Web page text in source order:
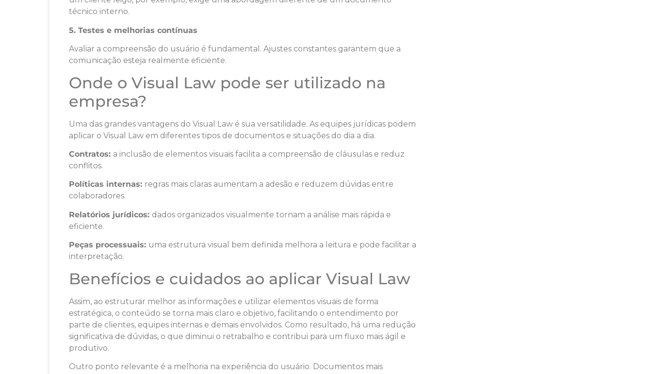
técnico interno.
5. Testes e melhorias contínuas
Avaliar a compreensão do usuário é fundamental. Ajustes constantes garantem que a
comunicação esteja realmente eficiente.
Onde o Visual Law pode ser utilizado na
empresa?
Uma das grandes vantagens do Visual Law é sua versatilidade. As equipes jurídicas podem
aplicar o Visual Law em diferentes tipos de documentos e situações do dia a dia.
Contratos: a inclusão de elementos visuais facilita a compreensão de cláusulas e reduz
conflitos.
Políticas internas: regras mais claras aumentam a adesão e reduzem dúvidas entre
colaboradores.
Relatórios jurídicos: dados organizados visualmente tornam a análise mais rápida e
eficiente.
Peças processuais: uma estrutura visual bem definida melhora a leitura e pode facilitar a
interpretação.
Benefícios e cuidados ao aplicar Visual Law
Assim, ao estruturar melhor as informações e utilizar elementos visuais de forma
estratégica, o conteúdo se torna mais claro e objetivo, facilitando o entendimento por
parte de clientes, equipes internas e demais envolvidos. Como resultado, há uma redução
significativa de dúvidas, o que diminui o retrabalho e contribui para um fluxo mais ágil e
produtivo.
Outro ponto relevante é a melhoria na experiência do usuário. Documentos mais